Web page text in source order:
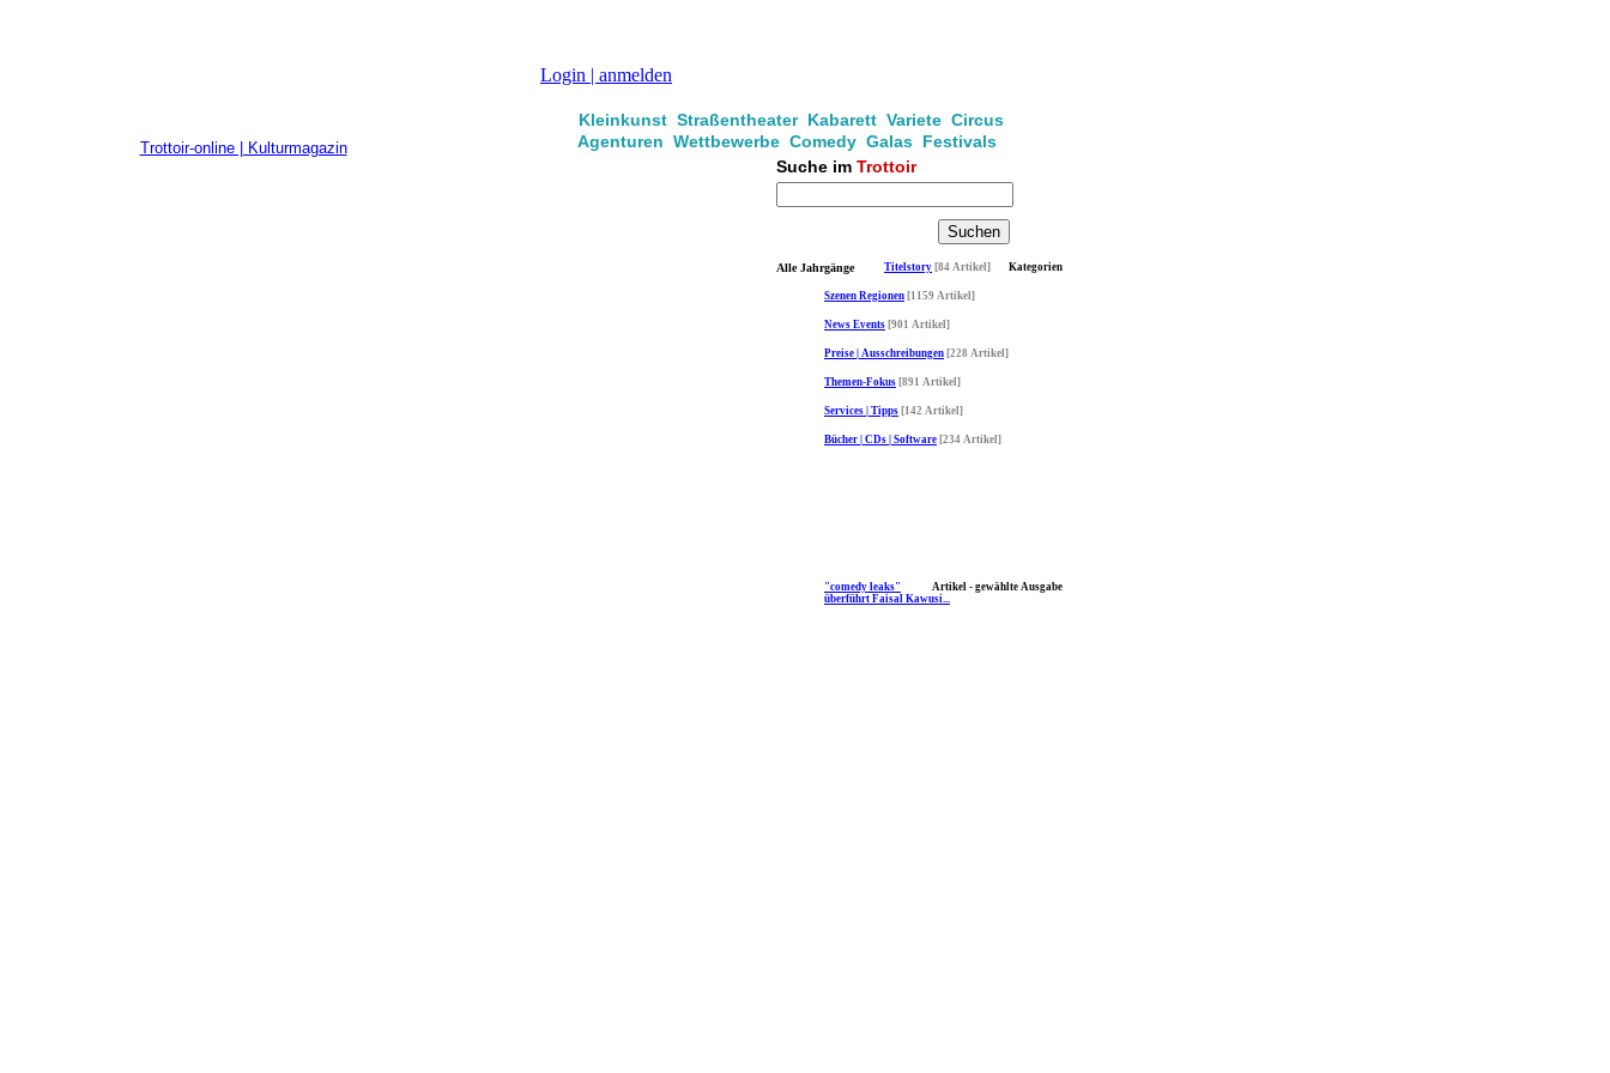
Login | anmelden
Kleinkunst Straßentheater Kabarett Variete Circus
Agenturen Wettbewerbe Comedy Galas Festivals
Trottoir-online | Kulturmagazin
Suche im Trottoir
Kategorien
Alle Jahrgänge Titelstory [84 Artikel]
Szenen Regionen [1159 Artikel]
News Events [901 Artikel]
Preise | Ausschreibungen [228 Artikel]
Themen-Fokus [891 Artikel]
Services | Tipps [142 Artikel]
Bücher | CDs | Software [234 Artikel]
Artikel - gewählte Ausgabe
"comedy leaks"
überführt Faisal Kawusi...